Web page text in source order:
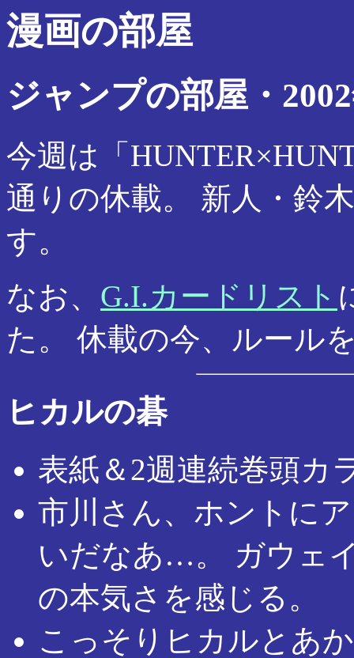
漫画の部屋
ジャンプの部屋・
今週は「
通りの休載。 新人・鈴
す。
なお、 G.I.カードリスト
た。 休載の今、ルール
ヒカルの碁
表紙＆2週連続巻頭カ
市川さん、ホントに
いだなあ…。 ガウェ
の本気さを感じる。
こっそりヒカルとあ